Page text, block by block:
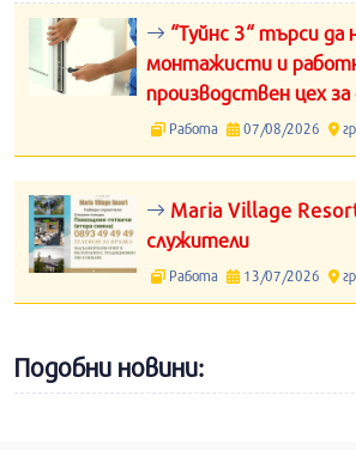
“Туйнс 3“ търси да
монтажисти и
производствен цех за
Работа 07/08/2026
Maria Village
служители
Работа 13/07/2026
Подобни новини: